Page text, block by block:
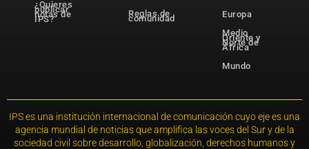
¿Quieres
publicar
notas de
IPS?
Reglas de
comunidad
Europa
Medio
Oriente y
Norte de
África
Mundo
IPS es una institución internacional de comunicación cuyo eje es una
agencia mundial de noticias que amplifica las voces del Sur y de la
sociedad civil sobre desarrollo, globalización, derechos humanos y